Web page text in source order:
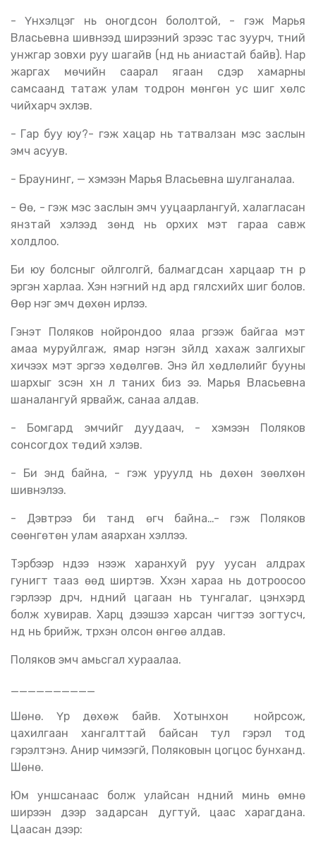
- Үнхэлцэг нь оногдсон бололтой, - гэж Марья
Власьевна шивнээд ширээний үзүүрээс тас зуурч, түүний
унжгар зовхи руу шагайв (нүд нь аниастай байв). Нар
жаргах мөчийн саарал ягаан сүүдэр хамарны
самсаанд татаж улам тодрон мөнгөн ус шиг хөлс
чийхарч эхлэв.
- Гар буу юу?- гэж хацар нь татвалзан мэс заслын
эмч асуув.
- Браунинг, — хэмээн Марья Власьевна шулганалаа.
- Өө, - гэж мэс заслын эмч ууцаарлангуй, халагласан
янзтай хэлээд зөнд нь орхих мэт гараа савж
холдлоо.
Би юу болсныг ойлголгүй, балмагдсан харцаар түүн рүү
эргэн харлаа. Хэн нэгний нүд ард гялсхийх шиг болов.
Өөр нэг эмч дөхөн ирлээ.
Гэнэт Поляков нойрондоо ялаа үргээж байгаа мэт
амаа муруйлгаж, ямар нэгэн зүйлд хахаж залгихыг
хичээх мэт эрүүгээ хөдөлгөв. Энэ үйл хөдлөлийг бууны
шархыг үзсэн хүн л таних биз ээ. Марья Власьевна
шаналангуй ярвайж, санаа алдав.
- Бомгард эмчийг дуудаач, - хэмээн Поляков
сонсогдох төдий хэлэв.
- Би энд байна, - гэж уруулд нь дөхөн зөөлхөн
шивнэлээ.
- Дэвтрээ би танд өгч байна…- гэж Поляков
сөөнгөтөн улам аяархан хэллээ.
Тэрбээр нүдээ нээж харанхуй руу уусан алдрах
гунигт тааз өөд ширтэв. Хүүхэн хараа нь дотроосоо
гэрлээр дүүрч, нүдний цагаан нь тунгалаг, цэнхэрдүү
болж хувирав. Харц дээшээ харсан чигтээ зогтусч,
нүд нь бүрийж, түрүүхэн олсон өнгөө алдав.
Поляков эмч амьсгал хураалаа.
__________
Шөнө. Үүр дөхөж байв. Хотынхон нойрсож,
цахилгаан хангалттай байсан тул гэрэл тод
гэрэлтэнэ. Анир чимээгүй, Поляковын цогцос бунханд.
Шөнө.
Юм уншсанаас болж улайсан нүдний минь өмнө
ширээн дээр задарсан дугтуй, цаас харагдана.
Цаасан дээр: